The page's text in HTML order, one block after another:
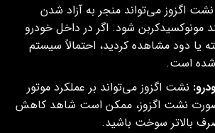
نشت اگزوز می‌تواند منجر به آزاد شدن
مونوکسیدکربن شود. اگر در داخل خودرو
یا دود مشاهده کردید، احتمالاً سیستم
شده است.
نشت اگزوز می‌تواند بر عملکرد موتور
صورت نشت اگزوز، ممکن است شاهد کاهش
بالاتر سوخت باشید.